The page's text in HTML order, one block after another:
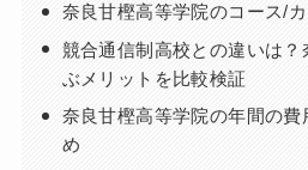
奈良甘樫高等学院のコース/
競合通信制高校との違いは
ぶメリットを比較検証
奈良甘樫高等学院の年間の費
め